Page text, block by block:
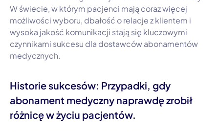
W świecie, w którym pacjenci mają coraz więcej
możliwości wyboru, dbałość o relacje z klientem i
wysoka jakość komunikacji stają się kluczowymi
czynnikami sukcesu dla dostawców abonamentów
medycznych.
Historie sukcesów: Przypadki, gdy
abonament medyczny naprawdę zrobił
różnicę w życiu pacjentów.